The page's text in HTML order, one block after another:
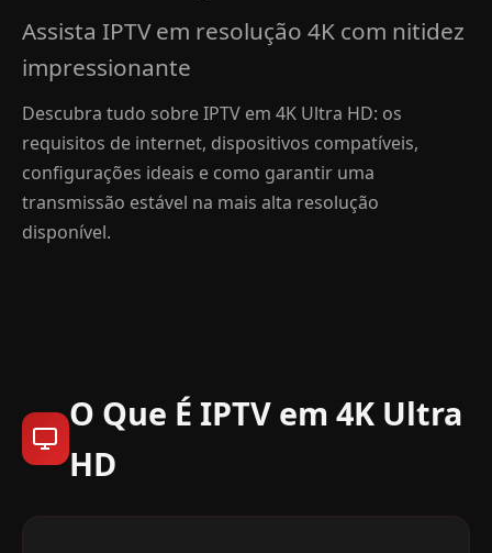
Assista IPTV em resolução 4K com nitidez
impressionante
Descubra tudo sobre IPTV em 4K Ultra HD: os
requisitos de internet, dispositivos compatíveis,
configurações ideais e como garantir uma
transmissão estável na mais alta resolução
disponível.
O Que É IPTV em 4K Ultra
HD